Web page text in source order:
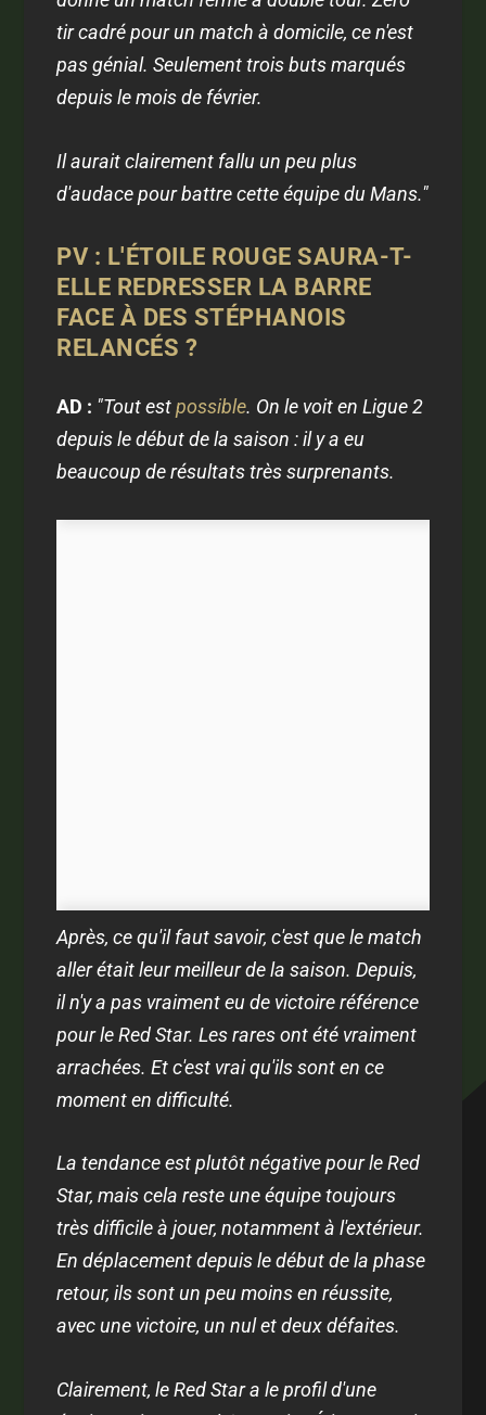
tir cadré pour un match à domicile, ce n'est
pas génial. Seulement trois buts marqués
depuis le mois de février.
Il aurait clairement fallu un peu plus
d'audace pour battre cette équipe du Mans."
PV : L'ÉTOILE ROUGE SAURA-T-
ELLE REDRESSER LA BARRE
FACE À DES STÉPHANOIS
RELANCÉS ?
AD : "Tout estpossible. On le voit en Ligue 2
depuis le début de la saison : il y a eu
beaucoup de résultats très surprenants.
Après, ce qu'il faut savoir, c'est que le match
aller était leur meilleur de la saison. Depuis,
il n'y a pas vraiment eu de victoire référence
pour le Red Star. Les rares ont été vraiment
arrachées. Et c'est vrai qu'ils sont en ce
moment en difficulté.
La tendance est plutôt négative pour le Red
Star, mais cela reste une équipe toujours
très difficile à jouer, notamment à l'extérieur.
En déplacement depuis le début de la phase
retour, ils sont un peu moins en réussite,
avec une victoire, un nul et deux défaites.
Clairement, le Red Star a le profil d'une